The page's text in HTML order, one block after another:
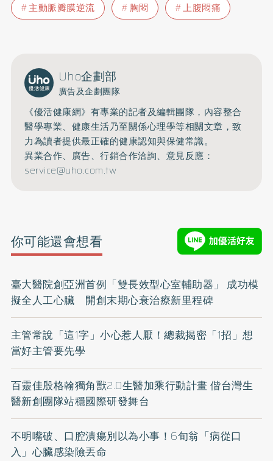
主動脈瓣膜逆流
胸悶 上腹悶痛
Uho企劃部
廣告及企劃團隊
《優活健康網》有專業的記者及編輯團隊，內容整合
醫學專業、健康生活乃至關係心理學等相關文章，致
力為讀者提供最正確的健康認知與保健常識。
異業合作、廣告、行銷合作洽詢、意見反應：
service@uho.com.tw
你可能還會想看
臺大醫院創亞洲首例「雙長效型心室輔助器」 成功模
擬全人工心臟 開創末期心衰治療新里程碑
主管常說「這1字」小心惹人厭！總裁揭密「1招」想
當好主管要先學
百靈佳殷格翰獨角獸2.0生醫加乘行動計畫 偕台灣生
醫新創團隊站穩國際研發舞台
不明嘴破、口腔潰瘍別以為小事！6旬翁「病從口
入」心臟感染險丟命